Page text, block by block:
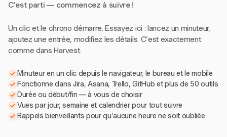
C'est parti — commencez à suivre !
Un clic et le chrono démarre. Essayez ici : lancez un minuteur,
ajoutez une entrée, modifiez les détails. C'est exactement
comme dans Harvest.
Minuteur en un clic depuis le navigateur, le bureau et le mobile
Fonctionne dans Jira, Asana, Trello, GitHub et plus de 50 outils
Durée ou début/fin — à vous de choisir
Vues par jour, semaine et calendrier pour tout suivre
Rappels bienveillants pour qu'aucune heure ne soit oubliée